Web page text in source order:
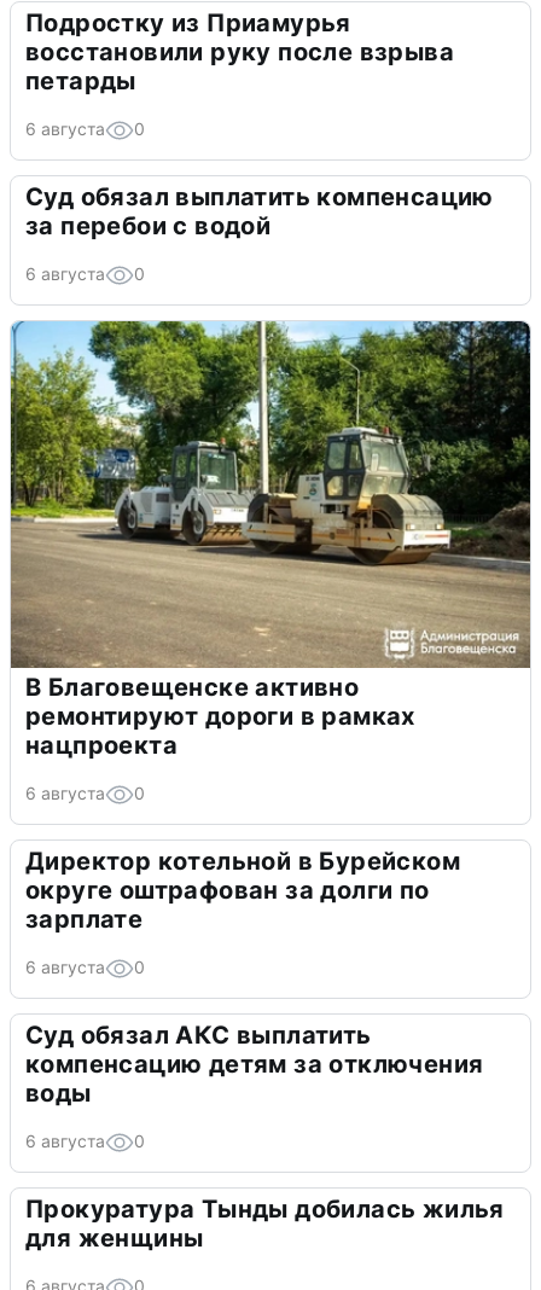
Подростку из Приамурья
восстановили руку после взрыва
петарды
6 августа 0
Суд обязал выплатить компенсацию
за перебои с водой
6 августа 0
В Благовещенске активно
ремонтируют дороги в рамках
нацпроекта
6 августа 0
Директор котельной в Бурейском
округе оштрафован за долги по
зарплате
6 августа 0
Суд обязал АКС выплатить
компенсацию детям за отключения
воды
6 августа 0
Прокуратура Тынды добилась жилья
для женщины